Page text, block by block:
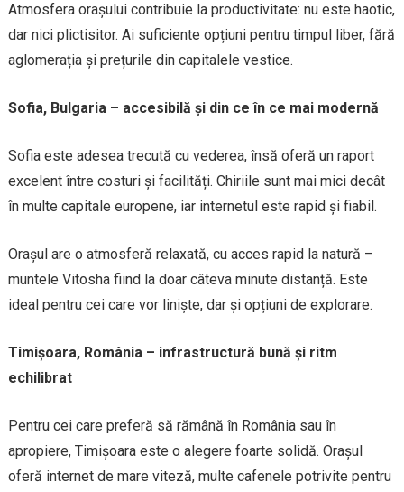
Atmosfera orașului contribuie la productivitate: nu este haotic,
dar nici plictisitor. Ai suficiente opțiuni pentru timpul liber, fără
aglomerația și prețurile din capitalele vestice.
Sofia, Bulgaria – accesibilă și din ce în ce mai modernă
Sofia este adesea trecută cu vederea, însă oferă un raport
excelent între costuri și facilități. Chiriile sunt mai mici decât
în multe capitale europene, iar internetul este rapid și fiabil.
Orașul are o atmosferă relaxată, cu acces rapid la natură –
muntele Vitosha fiind la doar câteva minute distanță. Este
ideal pentru cei care vor liniște, dar și opțiuni de explorare.
Timișoara, România – infrastructură bună și ritm
echilibrat
Pentru cei care preferă să rămână în România sau în
apropiere, Timișoara este o alegere foarte solidă. Orașul
oferă internet de mare viteză, multe cafenele potrivite pentru